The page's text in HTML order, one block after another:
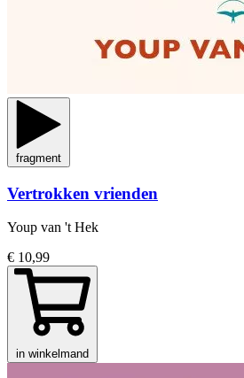
fragment
Vertrokken vrienden
Youp van 't Hek
€ 10,99
in winkelmand